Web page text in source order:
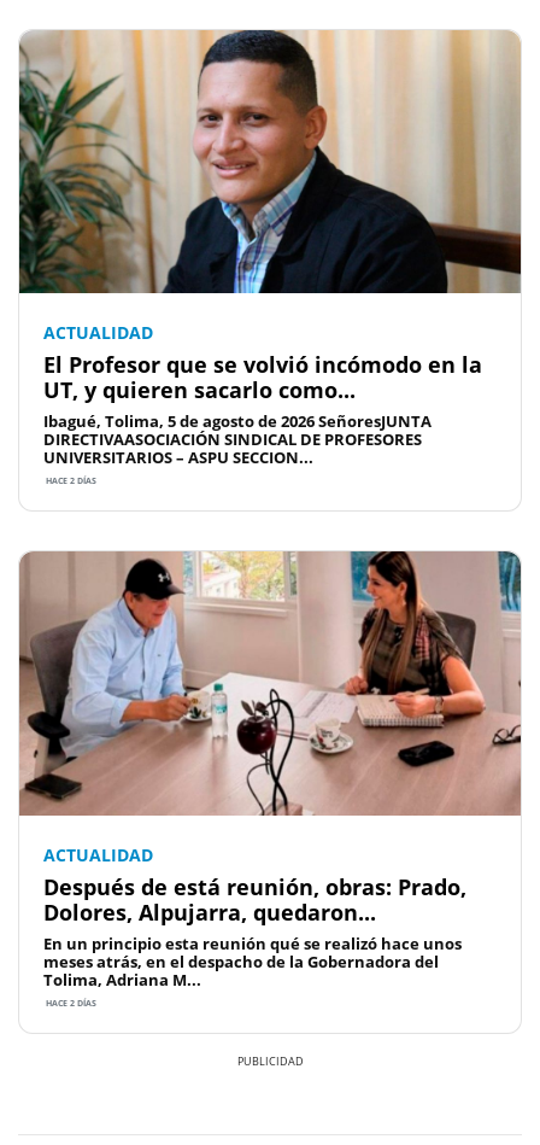
ACTUALIDAD
El Profesor que se volvió incómodo en la
UT, y quieren sacarlo como...
Ibagué, Tolima, 5 de agosto de 2026 SeñoresJUNTA
DIRECTIVAASOCIACIÓN SINDICAL DE PROFESORES
UNIVERSITARIOS – ASPU SECCION...
HACE 2 DÍAS
ACTUALIDAD
Después de está reunión, obras: Prado,
Dolores, Alpujarra, quedaron...
En un principio esta reunión qué se realizó hace unos
meses atrás, en el despacho de la Gobernadora del
Tolima, Adriana M...
HACE 2 DÍAS